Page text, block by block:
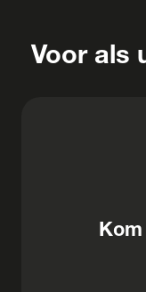
Voor als